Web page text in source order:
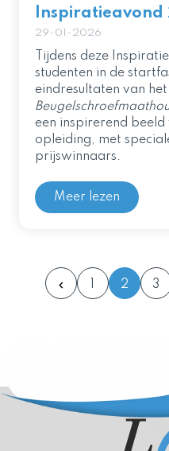
Inspiratieavond
29-01-2026
Tijdens deze
studenten in de
eindresultaten van
een inspirerend
opleiding, met
prijswinnaars.
Meer lezen
1 2 3